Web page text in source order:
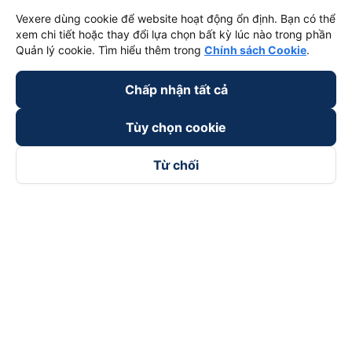
Vexere dùng cookie để website hoạt động ổn định. Bạn có thể
xem chi tiết hoặc thay đổi lựa chọn bất kỳ lúc nào trong phần
Quản lý cookie. Tìm hiểu thêm trong Chính sách Cookie.
Chấp nhận tất cả
Tùy chọn cookie
Từ chối